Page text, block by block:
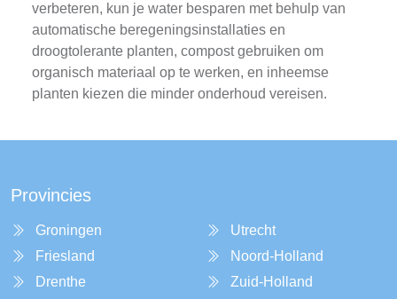
verbeteren, kun je water besparen met behulp van
automatische beregeningsinstallaties en
droogtolerante planten, compost gebruiken om
organisch materiaal op te werken, en inheemse
planten kiezen die minder onderhoud vereisen.
Provincies
Groningen
Friesland
Drenthe
Utrecht
Noord-Holland
Zuid-Holland